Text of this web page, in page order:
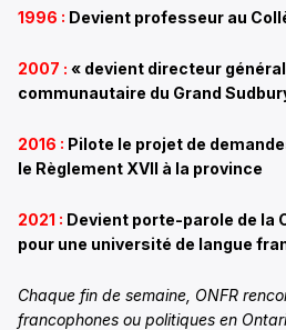
1996 : Devient professeur au
2007 : « devient directeur
communautaire du Grand
2016 : Pilote le projet de
le Règlement XVII à la province
2021 : Devient porte-parole de la
pour une université de langue
Chaque fin de semaine, ONFR
francophones ou politiques en